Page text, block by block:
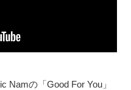
Namの「Good For You」